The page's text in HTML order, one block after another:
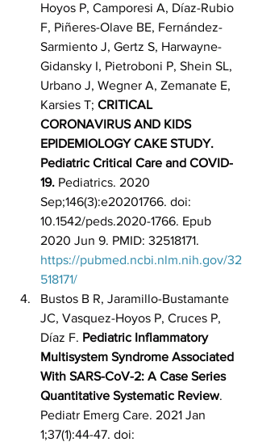
Hoyos P, Camporesi A, Díaz-Rubio
F, Piñeres-Olave BE, Fernández-
Sarmiento J, Gertz S, Harwayne-
Gidansky I, Pietroboni P, Shein SL,
Urbano J, Wegner A, Zemanate E,
Karsies T; CRITICAL
CORONAVIRUS AND KIDS
EPIDEMIOLOGY CAKE STUDY.
Pediatric Critical Care and COVID-
19. Pediatrics. 2020
Sep;146(3):e20201766. doi:
10.1542/peds.2020-1766. Epub
2020 Jun 9. PMID: 32518171.
https://pubmed.ncbi.nlm.nih.gov/32
518171/
Bustos B R, Jaramillo-Bustamante
JC, Vasquez-Hoyos P, Cruces P,
Díaz F. Pediatric Inflammatory
Multisystem Syndrome Associated
With SARS-CoV-2: A Case Series
Quantitative Systematic Review.
Pediatr Emerg Care. 2021 Jan
1;37(1):44-47. doi: